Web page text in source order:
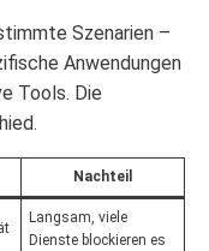
Szenarien –
Anwendungen
Tools. Die
Nachteil
Langsam, viele
Dienste blockieren es